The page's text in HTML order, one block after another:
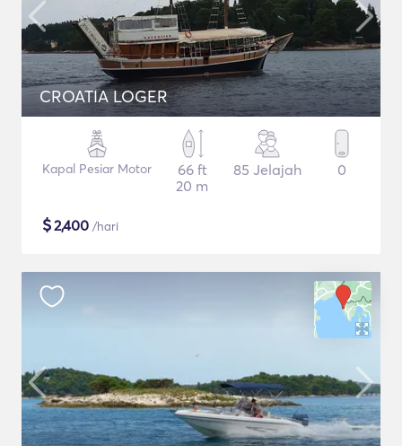
CROATIA LOGER
Kapal Pesiar Motor
66 ft
20 m
85 Jelajah 0
$2,400 /hari